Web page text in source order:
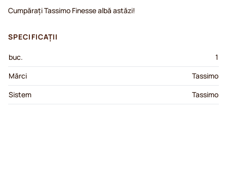
Cumpărați Tassimo Finesse albă astăzi!
SPECIFICAȚII
buc.
1
Mărci
Tassimo
Sistem
Tassimo